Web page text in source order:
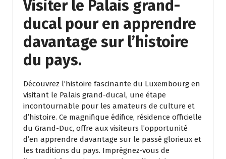
Visiter le Palais grand-
ducal pour en apprendre
davantage sur l’histoire
du pays.
Découvrez l’histoire fascinante du Luxembourg en
visitant le Palais grand-ducal, une étape
incontournable pour les amateurs de culture et
d’histoire. Ce magnifique édifice, résidence officielle
du Grand-Duc, offre aux visiteurs l’opportunité
d’en apprendre davantage sur le passé glorieux et
les traditions du pays. Imprégnez-vous de